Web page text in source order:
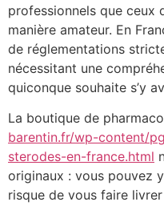
professionnels que
manière amateur. En
de réglementations
nécessitant une
quiconque souhaite s’y
La boutique de
barentin.fr/wp-content/
sterodes-en-france.html
originaux : vous pouvez
risque de vous faire